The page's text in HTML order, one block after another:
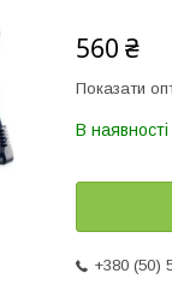
560 ₴
Показати
В наявності
+380 (50)